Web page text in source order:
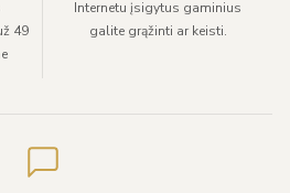
49
Internetu įsigytus gaminius
galite grąžinti ar keisti.